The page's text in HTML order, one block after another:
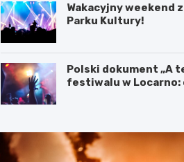
Wakacyjny weekend
Parku Kultury!
Polski dokument „A
festiwalu w Locarno: